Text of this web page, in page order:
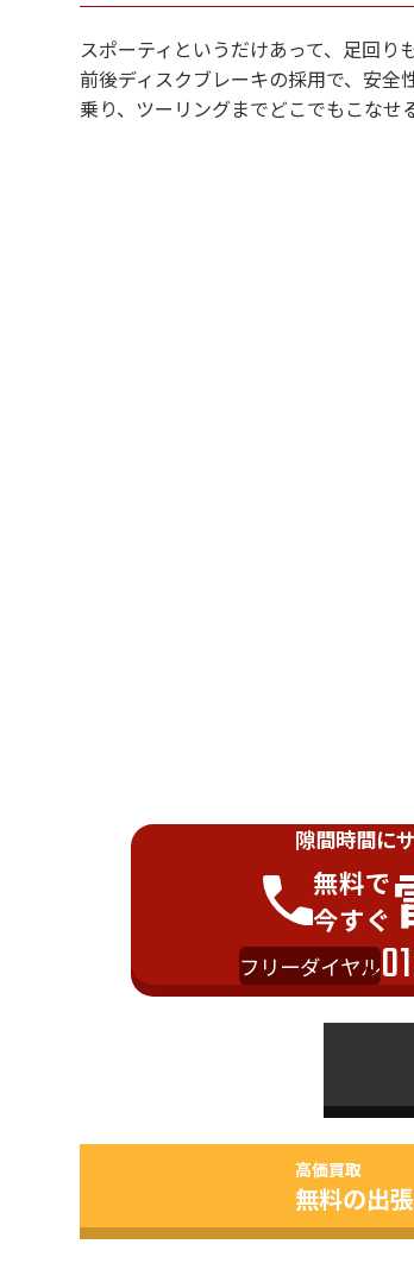
スポーティというだけあって、足回り
前後ディスクブレーキの採用で、安
乗り、ツーリングまでどこでもこなせ
隙間時間に
無料で
今すぐ
フリーダイヤル
高価買取
無料の出